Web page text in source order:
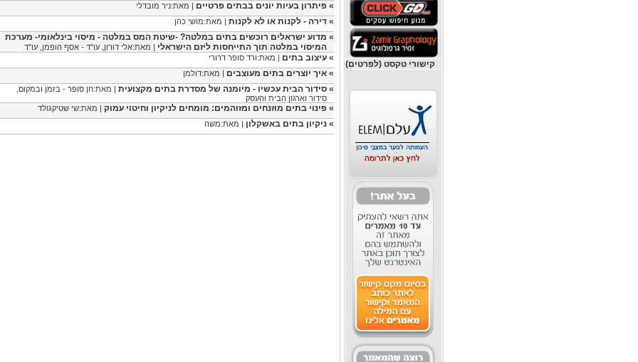
קישורי טקסט (לפרטים)
» פיתרון בעיות יונים בבתים פרטיים | מאת:ניר מובדלי
» דירה - לקנות או לא לקנות | מאת:מושי כהן
» מדוע ישראלים רוכשים בתים במלטה? -שיטת המס במלטה - מיסוי בינלאומי- מערכת
המיסוי במלטה תוך התייחסות ליזם הישראלי | מאת:אלי דורון, עו"ד - אסף הופמן, עו"ד
» עיצוב בתים | מאת:ורד סופר דרורי
» איך יוצרים בתים מעוצבים | מאת:דולמן
» סידור הבית עכשיו - מיומנה של מסדרת בתים מקצועית | מאת:חן סופר - בזמן ובמקום,
סידור וארגון הבית והעסק
» פינוי בתים מוזנחים ומזוהמים: מומחים לניקיון וחיטוי עמוק | מאת:שי שטיקגולד
» ניקיון בתים באשקלון | מאת:משה